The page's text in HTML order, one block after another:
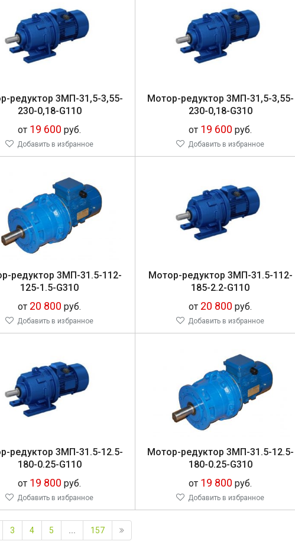
ре­дук­тор 3МП-31,5-3,55-
230-0,18-G110
от 19 600 руб.
Добавить в избранное
Мо­тор-ре­дук­тор 3МП-31,5-3,55-
230-0,18-G310
от 19 600 руб.
Добавить в избранное
ре­дук­тор 3МП-31.5-112-
125-1.5-G310
от 20 800 руб.
Добавить в избранное
Мо­тор-ре­дук­тор 3МП-31.5-112-
185-2.2-G110
от 20 800 руб.
Добавить в избранное
ре­дук­тор 3МП-31.5-12.5-
180-0.25-G110
от 19 800 руб.
Добавить в избранное
Мо­тор-ре­дук­тор 3МП-31.5-12.5-
180-0.25-G310
от 19 800 руб.
Добавить в избранное
3 4 5 ... 157